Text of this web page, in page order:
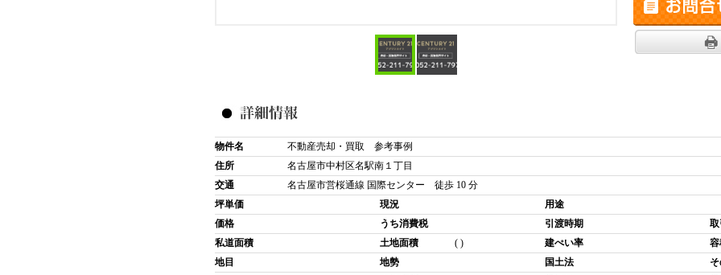
物件名
不動産売却・買取 参考事例
住所
名古屋市中村区名駅南１丁目
交通
名古屋市営桜通線 国際センター 徒歩 10 分
坪単価
現況
用途
価格
うち消費税 引渡時期
私道面積
土地面積 ( ) 建ぺい率
地目
地勢 国土法